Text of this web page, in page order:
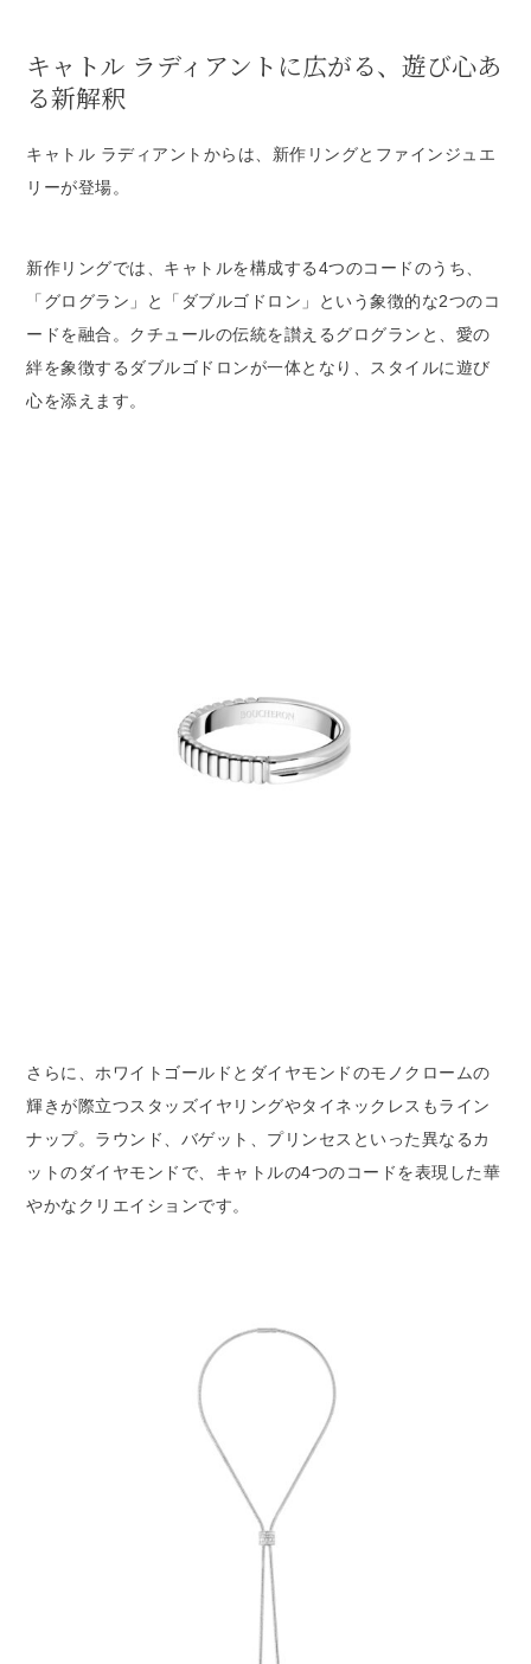
キャトル ラディアントに広がる、遊び心あ
る新解釈
キャトル ラディアントからは、新作リングとファインジュエ
リーが登場。
新作リングでは、キャトルを構成する4つのコードのうち、
「グログラン」と「ダブルゴドロン」という象徴的な2つのコ
ードを融合。クチュールの伝統を讃えるグログランと、愛の
絆を象徴するダブルゴドロンが一体となり、スタイルに遊び
心を添えます。
さらに、ホワイトゴールドとダイヤモンドのモノクロームの
輝きが際立つスタッズイヤリングやタイネックレスもライン
ナップ。ラウンド、バゲット、プリンセスといった異なるカ
ットのダイヤモンドで、キャトルの4つのコードを表現した華
やかなクリエイションです。